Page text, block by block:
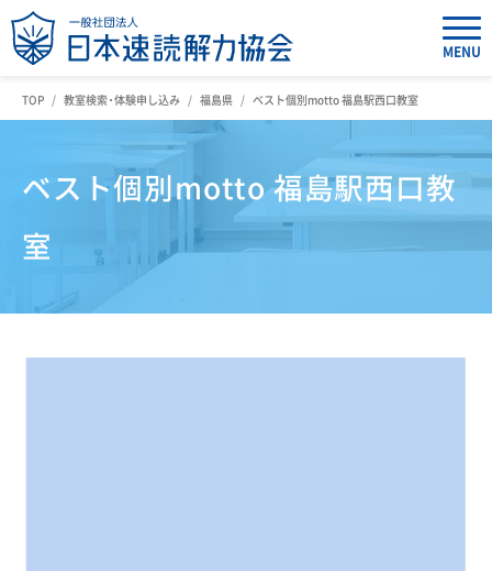
MENU
TOP 教室検索・体験申し込み 福島県 ベスト個別motto 福島駅西口教室
ベスト個別motto 福島駅西口教
室